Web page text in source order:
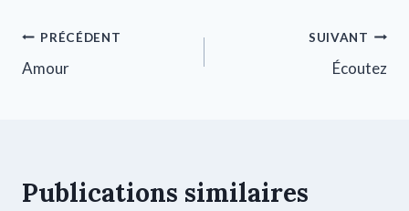
PRÉCÉDENT
Amour
SUIVANT
Écoutez
Publications similaires